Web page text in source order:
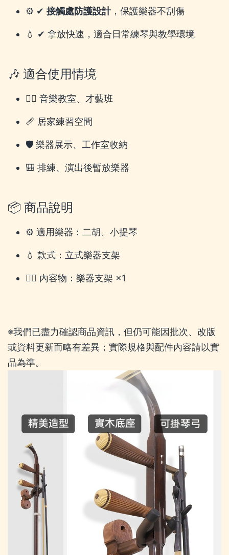
⚙️ ✔ 接觸處防護設計，保護樂器不刮傷
💧 ✔ 拿放快速，適合日常練琴與教學環境
🎶 適合使用情境
🚶‍♂️ 音樂教室、才藝班
📏 居家練習空間
🛡️ 樂器展示、工作室收納
🎒 排練、演出後暫放樂器
📦 商品說明
⚙️ 適用樂器：二胡、小提琴
💧 款式：立式樂器支架
🚶‍♂️ 內容物：樂器支架 ×1
※我們已盡力確認商品資訊，但仍可能因批次、改版
或資料更新而略有差異；實際規格與配件內容請以實
品為準。